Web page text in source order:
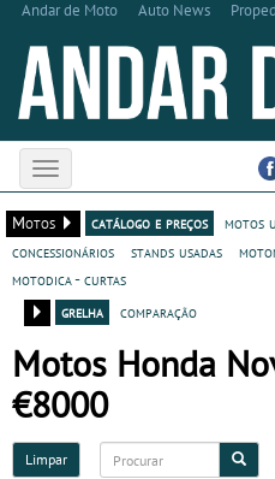
Andar de Moto Auto News
Toggle
navigation
Motos
catálogo e preços motos
concessionários
stands usadas
motodica - curtas
grelha
comparação
Motos Honda
€8000
Limpar